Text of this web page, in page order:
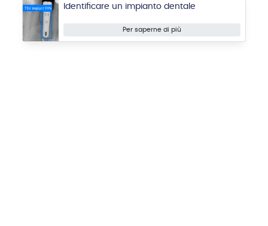
Identificare un impianto dentale
Per saperne di più